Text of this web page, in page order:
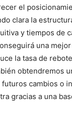
el
clara la
y tiempos de
una
la tasa de
obtendremos
cambios o
gracias a una